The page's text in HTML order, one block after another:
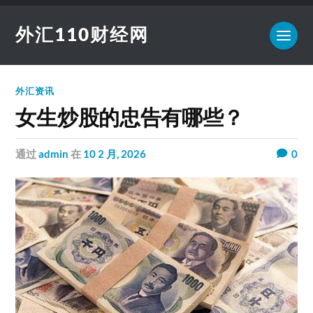
外汇110财经网
外汇资讯
女生炒股的忠告有哪些？
通过admin 在 10 2 月, 2026 0